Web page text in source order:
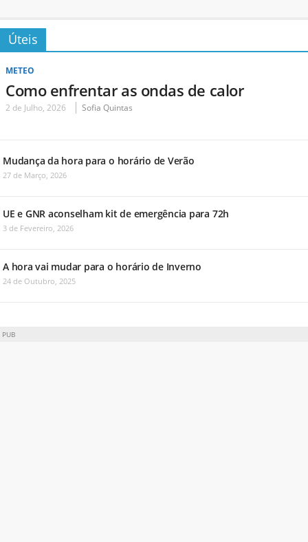
Úteis
METEO
Como enfrentar as ondas de calor
2 de Julho, 2026 Sofia Quintas
Mudança da hora para o horário de Verão
27 de Março, 2026
UE e GNR aconselham kit de emergência para 72h
3 de Fevereiro, 2026
A hora vai mudar para o horário de Inverno
24 de Outubro, 2025
PUB